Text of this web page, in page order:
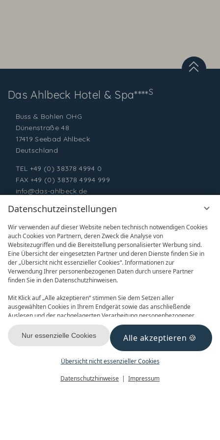
Datenschutzeinstellungen
Wir verwenden auf dieser Website neben technisch notwendigen Cookies
auch Cookies von Partnern, deren Zweck die Analyse von
Websitezugriffen und die Bereitstellung personalisierter Werbung sind.
Eine Übersicht der eingesetzten Partner und deren Dienste finden Sie in
der „Übersicht nicht essenzieller Cookies“. Informationen zur
Verwendung Ihrer personenbezogenen Daten durch unsere Partner
finden Sie in den Datenschutzhinweisen.
Mit Klick auf „Alle akzeptieren“ stimmen Sie dem Setzen aller
ausgewählten Cookies in Ihrem Endgerät sowie das anschließende
Auslesen und der nachgelagerten Verarbeitung personenbezogener
Daten (z.B. Ihrer IP-Adresse) durch uns und unseren Partnern zu. Falls
Sie damit nicht einverstanden sind, klicken Sie bitte auf „Nur essenzielle
Cookies“. Eine individuelle Auswahl können Sie unter „Übersicht nicht
essenzieller Cookies“ tätigen. Sie können Ihre Auswahl im Fußbereich
dieser Website oder in den Datenschutzhinweisen jederzeit aufrufen und
Alle akzeptieren
Nur essenzielle Cookies
Übersicht nicht essenzieller Cookies
Datenschutzhinweise Impressum
GutscheineBuchen
Das Ahlbeck Hotel & Spa****S
Buss & Bohlen OHG
Dünenstraße 48
17419 Seebad Ahlbeck
Deutschland
TEL +49 (0) 38378 4994 0
FAX +49 (0) 38378 4994 999
info@das-ahlbeck.de
ONLINE BUCHEN ANFRAGEN
GUTSCHEINE NEWSLETTER